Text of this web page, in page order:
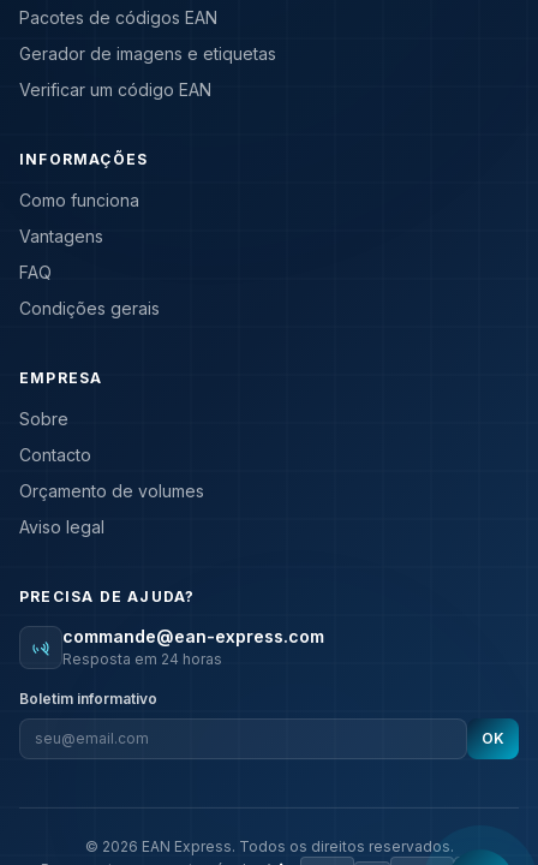
Pacotes de códigos EAN
Gerador de imagens e etiquetas
Verificar um código EAN
INFORMAÇÕES
Como funciona
Vantagens
FAQ
Condições gerais
EMPRESA
Sobre
Contacto
Orçamento de volumes
Aviso legal
PRECISA DE AJUDA?
commande@ean-express.com
Resposta em 24 horas
Boletim informativo
OK
© 2026 EAN Express. Todos os direitos reservados.